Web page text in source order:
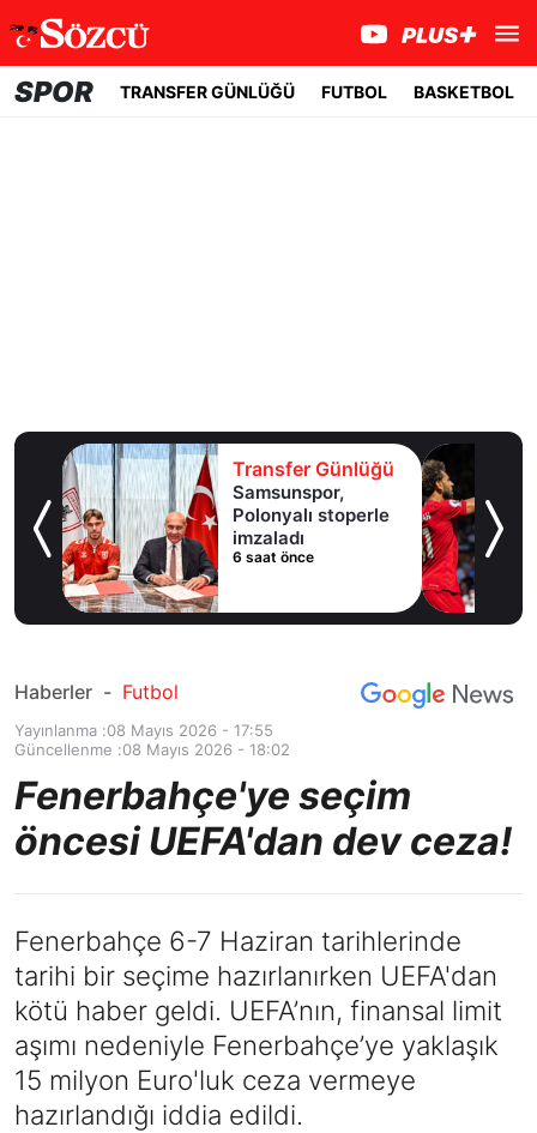
SPOR TRANSFER GÜNLÜĞÜ FUTBOL BASKETBOL
Transfer Günlüğü
Samsunspor,
Polonyalı stoperle
imzaladı
6 saat önce
Haberler - Futbol
Yayınlanma :08 Mayıs 2026 - 17:55
Güncellenme :08 Mayıs 2026 - 18:02
Fenerbahçe'ye seçim
öncesi UEFA'dan dev ceza!
Fenerbahçe 6-7 Haziran tarihlerinde
tarihi bir seçime hazırlanırken UEFA'dan
kötü haber geldi. UEFA’nın, finansal limit
aşımı nedeniyle Fenerbahçe’ye yaklaşık
15 milyon Euro'luk ceza vermeye
hazırlandığı iddia edildi.